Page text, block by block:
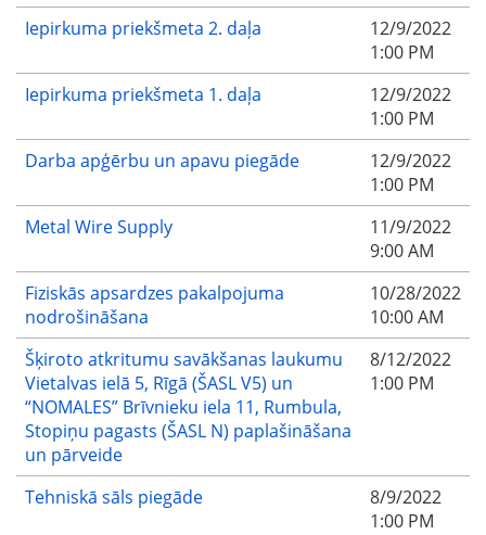
Iepirkuma priekšmeta 2. daļa
12/9/2022
1:00 PM
Iepirkuma priekšmeta 1. daļa
12/9/2022
1:00 PM
Darba apģērbu un apavu piegāde
12/9/2022
1:00 PM
Metal Wire Supply
11/9/2022
9:00 AM
Fiziskās apsardzes pakalpojuma
nodrošināšana
10/28/2022
10:00 AM
Šķiroto atkritumu savākšanas laukumu
Vietalvas ielā 5, Rīgā (ŠASL V5) un
“NOMALES” Brīvnieku iela 11, Rumbula,
Stopiņu pagasts (ŠASL N) paplašināšana
un pārveide
8/12/2022
1:00 PM
Tehniskā sāls piegāde
8/9/2022
1:00 PM